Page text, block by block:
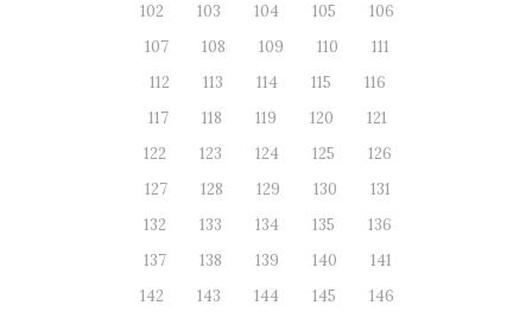
102
103 104 105
106
107
108 109 110
111
112
113 114 115
116
117
118 119 120
121
122
123 124 125
126
127
128 129 130
131
132
133 134 135
136
137
138 139 140
141
142
143 144 145
146